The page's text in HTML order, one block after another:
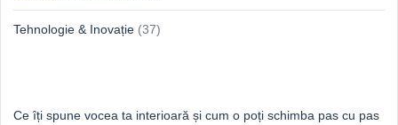
Tehnologie & Inovație (37)
Ce îți spune vocea ta interioară și cum o poți schimba pas cu pas